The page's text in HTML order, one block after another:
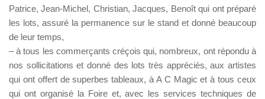
Patrice, Jean-Michel, Christian, Jacques, Benoît qui ont préparé
les lots, assuré la permanence sur le stand et donné beaucoup
de leur temps,
– à tous les commerçants créçois qui, nombreux, ont répondu à
nos sollicitations et donné des lots très appréciés, aux artistes
qui ont offert de superbes tableaux, à A C Magic et à tous ceux
qui ont organisé la Foire et, avec les services techniques de